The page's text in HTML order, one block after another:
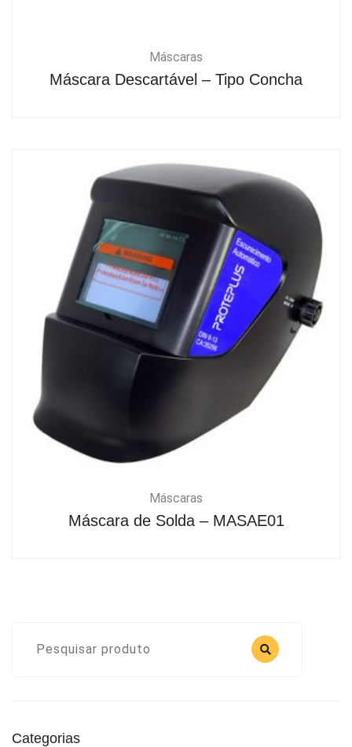
Máscaras
Máscara Descartável – Tipo Concha
Máscaras
Máscara de Solda – MASAE01
Categorias